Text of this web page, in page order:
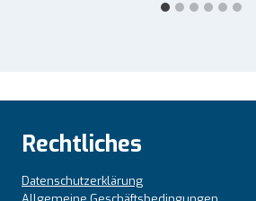
Rechtliches
Datenschutzerklärung